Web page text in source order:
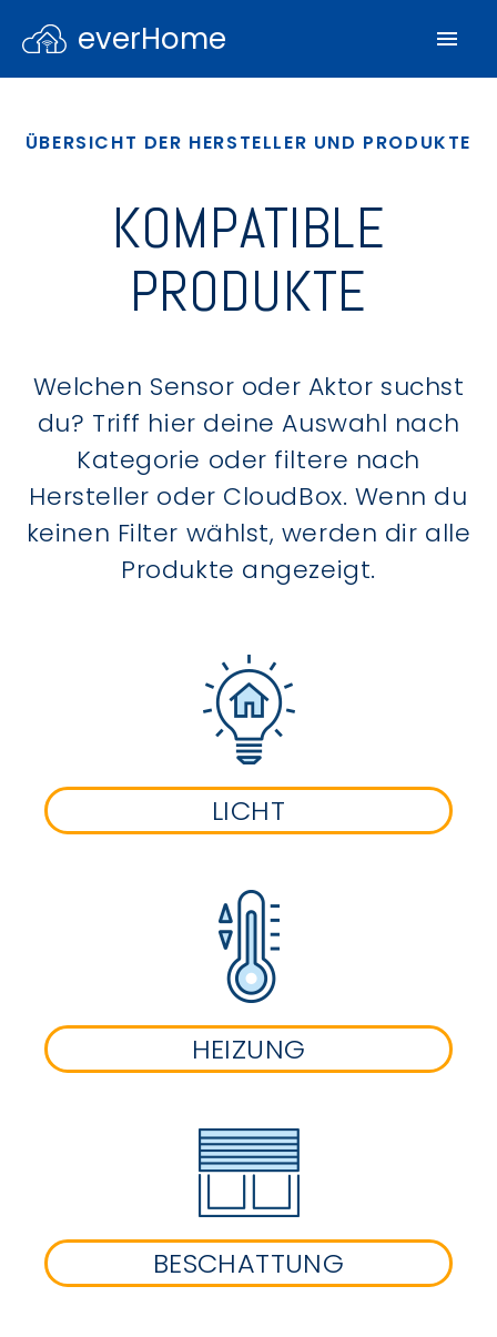
everHome
ÜBERSICHT DER HERSTELLER UND PRODUKTE
KOMPATIBLE
PRODUKTE
Welchen Sensor oder Aktor suchst
du? Triff hier deine Auswahl nach
Kategorie oder filtere nach
Hersteller oder CloudBox. Wenn du
keinen Filter wählst, werden dir alle
Produkte angezeigt.
LICHT
HEIZUNG
BESCHATTUNG